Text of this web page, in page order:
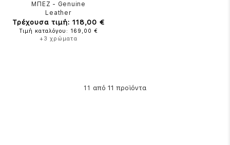
ΜΠΕΖ - Genuine
Leather
Τρέχουσα τιμή: 118,00 €
Τιμή καταλόγου: 169,00 €
+3 χρώματα
11 από 11 προϊόντα